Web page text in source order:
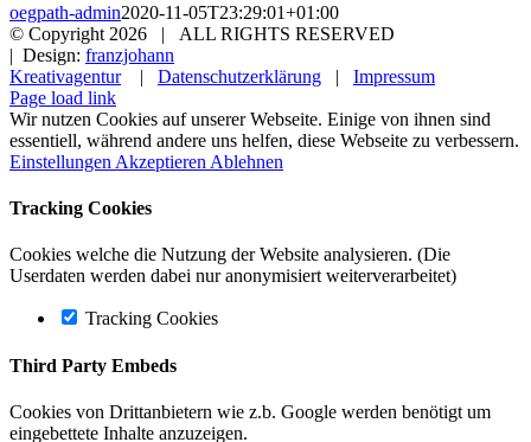
oegpath-admin2020-11-05T23:29:01+01:00
© Copyright 2026 | ALL RIGHTS RESERVED
| Design: franzjohann
Kreativagentur| Datenschutzerklärung | Impressum
Page load link
Wir nutzen Cookies auf unserer Webseite. Einige von ihnen sind
essentiell, während andere uns helfen, diese Webseite zu verbessern.
Einstellungen Akzeptieren Ablehnen
Tracking Cookies
Cookies welche die Nutzung der Website analysieren. (Die
Userdaten werden dabei nur anonymisiert weiterverarbeitet)
Tracking Cookies
Third Party Embeds
Cookies von Drittanbietern wie z.b. Google werden benötigt um
eingebettete Inhalte anzuzeigen.